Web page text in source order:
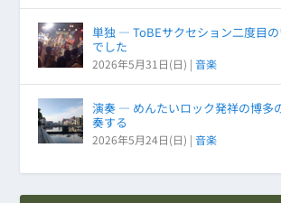
単独 ― ToBEサクセション二度目
でした
2026年5月31日(日) |音楽
演奏 ― めんたいロック発祥の博多
奏する
2026年5月24日(日) |音楽